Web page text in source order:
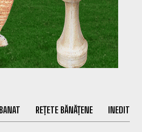
REȚETE BĂNĂȚENE INEDIT